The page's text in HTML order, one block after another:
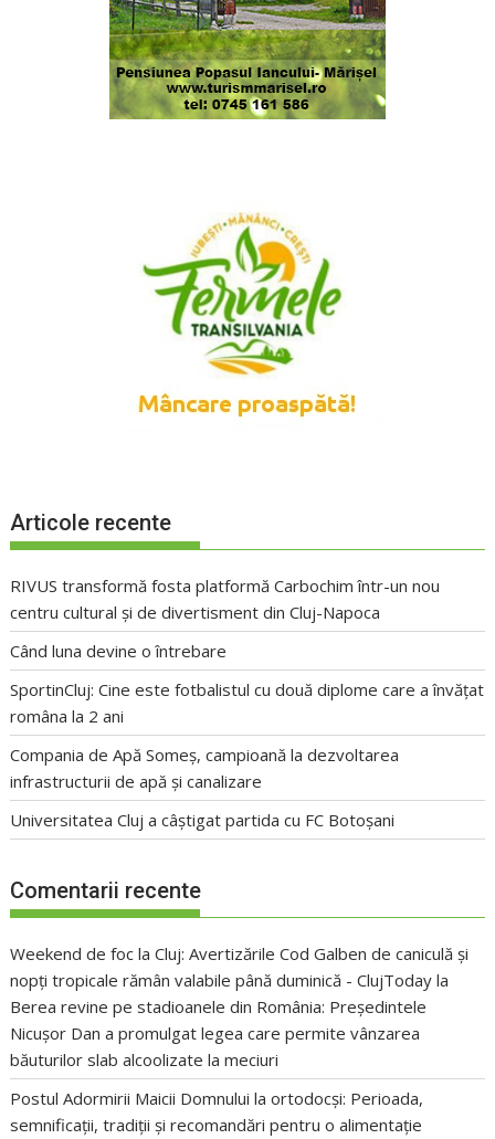
Articole recente
RIVUS transformă fosta platformă Carbochim într-un nou
centru cultural și de divertisment din Cluj-Napoca
Când luna devine o întrebare
SportinCluj: Cine este fotbalistul cu două diplome care a învățat
româna la 2 ani
Compania de Apă Someș, campioană la dezvoltarea
infrastructurii de apă și canalizare
Universitatea Cluj a câștigat partida cu FC Botoșani
Comentarii recente
Weekend de foc la Cluj: Avertizările Cod Galben de caniculă și
nopți tropicale rămân valabile până duminică - ClujToday la
Berea revine pe stadioanele din România: Președintele
Nicușor Dan a promulgat legea care permite vânzarea
băuturilor slab alcoolizate la meciuri
Postul Adormirii Maicii Domnului la ortodocși: Perioada,
semnificații, tradiții și recomandări pentru o alimentație